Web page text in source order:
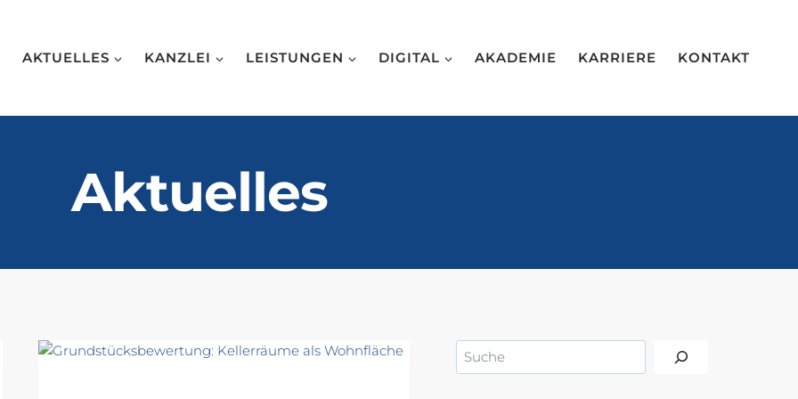
AKTUELLES KANZLEI LEISTUNGEN DIGITAL AKADEMIE KARRIERE KONTAKT
Aktuelles
Suchen